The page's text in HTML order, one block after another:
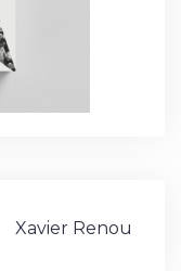
Xavier Renou